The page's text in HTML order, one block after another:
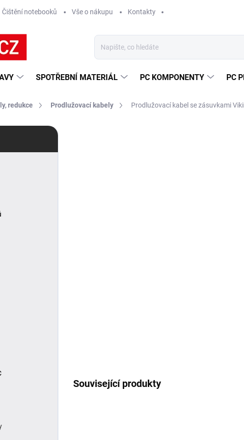
Čištění notebooků Vše o nákupu Kontakty
SPOTŘEBNÍ MATERIÁL PC KOMPONENTY PC
redukce Prodlužovací kabely Prodlužovací kabel se zásuvkami
Související produkty